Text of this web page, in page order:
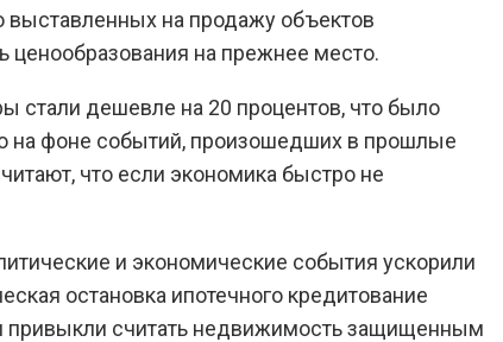
выставленных на продажу объектов
ценообразования на прежнее место.
стали дешевле на 20 процентов, что было
на фоне событий, произошедших в прошлые
что если экономика быстро не
и экономические события ускорили
остановка ипотечного кредитование
привыкли считать недвижимость защищенным